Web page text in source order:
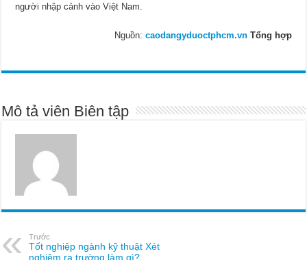
người nhập cảnh vào Việt Nam.
Nguồn: caodangyduoctphcm.vn Tổng hợp
Mô tả viên Biên tập
Trước
Tốt nghiệp ngành kỹ thuật Xét
nghiệm ra trường làm gì?